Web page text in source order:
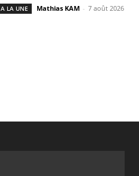
A LA UNE Mathias KAM - 7 août 2026